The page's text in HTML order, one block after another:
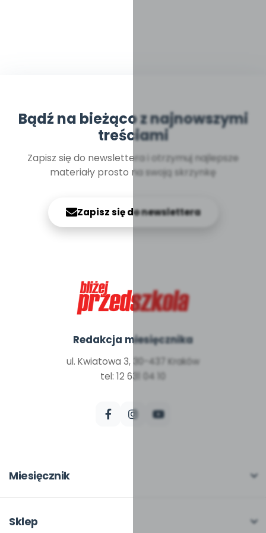
Bądź na bieżąco z najnowszymi
treściami
Zapisz się do newslettera i otrzymuj najlepsze
materiały prosto na swoją skrzynkę
Zapisz się do newslettera
Redakcja miesięcznika
ul. Kwiatowa 3, 30-437 Kraków
tel: 12 631 04 10
Miesięcznik
W numerze
Sklep